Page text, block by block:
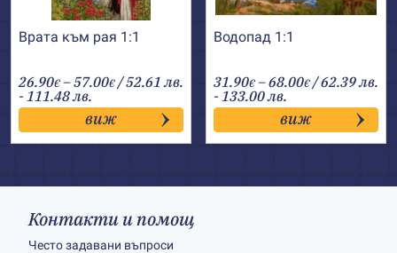
Врата към рая 1:1
26.90€ –57.00€Price
range:
26.90€
through
57.00€
/ 52.61 лв.
- 111.48 лв.
виж
Водопад 1:1
31.90€ –68.00€Price
range:
31.90€
through
68.00€
/ 62.39 лв.
- 133.00 лв.
виж
Контакти и помощ
Често задавани въпроси